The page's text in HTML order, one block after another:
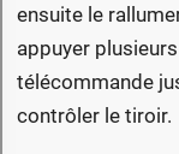
ensuite le
appuyer
télécommande
contrôler le tiroir.